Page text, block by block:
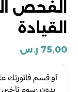
الفحص
القيادة
75,00 ر.س